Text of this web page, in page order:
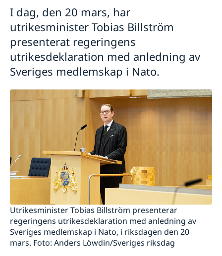
I dag, den 20 mars, har
utrikesminister Tobias Billström
presenterat regeringens
utrikesdeklaration med anledning av
Sveriges medlemskap i Nato.
Utrikesminister Tobias Billström presenterar
regeringens utrikesdeklaration med anledning av
Sveriges medlemskap i Nato, i riksdagen den 20
mars. Foto: Anders Löwdin/Sveriges riksdag